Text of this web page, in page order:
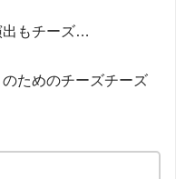
出もチーズ…
ためのチーズチーズ